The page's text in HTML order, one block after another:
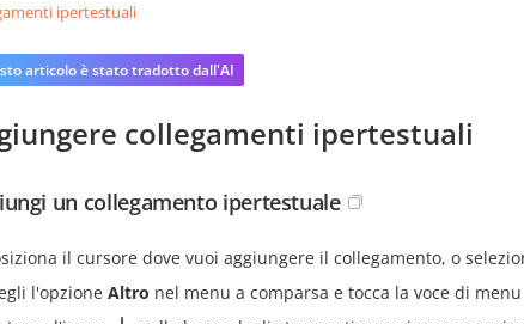
ipertestuali
articolo è stato tradotto dall'AI
collegamenti ipertestuali
un collegamento ipertestuale
il cursore dove vuoi aggiungere il collegamento, o
l'opzione Altro nel menu a comparsa e tocca la voce di menu